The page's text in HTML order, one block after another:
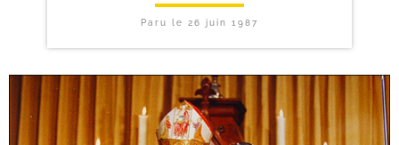
Paru le 26 juin 1987